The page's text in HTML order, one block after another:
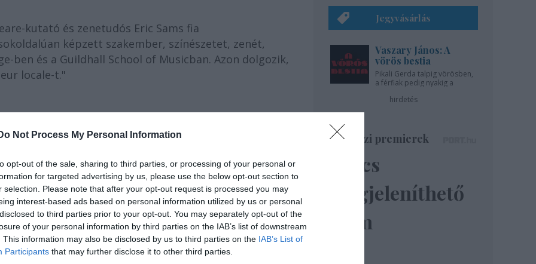
Not Process My Personal Information
opt-out of the sale, sharing to third parties, or processing of your personal or
for targeted advertising by us, please use the below opt-out section to
selection. Please note that after your opt-out request is processed you may
interest-based ads based on personal information utilized by us or personal
to third parties prior to your opt-out. You may separately opt-out of the
of your personal information by third parties on the IAB’s list of downstream
This information may also be disclosed by us to third parties on the IAB’s List of
Participants that may further disclose it to other third parties.
kutató és zenetudós Eric Sams fia
képzett szakember, színészetet, zenét,
ben és a Guildhall School of Musicban. Azon dolgozik,
locale-t."
"Az első tapasztalatom a zenekarral az, hogy
személyes hatalmas teremben is lehet
Jegyvásárlás
Vaszary János: A
vörös bestia
Pikali Gerda talpig vörösben,
a férfiak pedig nyakig a
hirdetés
Színházi premierek
Nincs
megjeleníthető
elem